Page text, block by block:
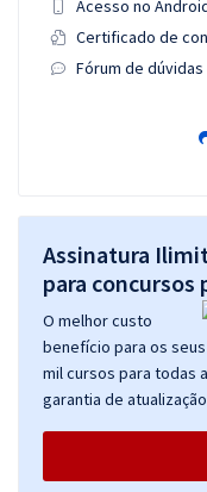
Acesso no
Certificado de
Fórum de
Assinatura
para concursos
O melhor custo
benefício para os
mil cursos para todas
garantia de